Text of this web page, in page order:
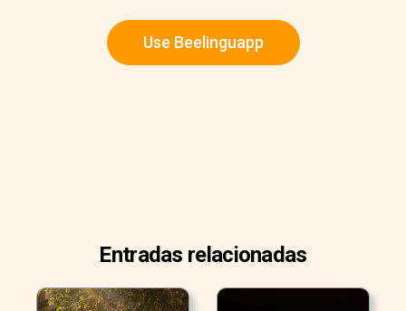
Use Beelinguapp
Entradas relacionadas